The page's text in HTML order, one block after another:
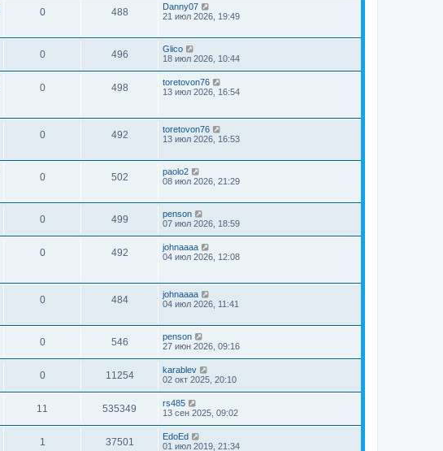
0 488
Danny07
21 июл 2026, 19:49
0 496
Glico
18 июл 2026, 10:44
0 498
toretovon76
13 июл 2026, 16:54
0 492
toretovon76
13 июл 2026, 16:53
0 502
paolo2
08 июл 2026, 21:29
0 499
penson
07 июл 2026, 18:59
0 492
johnaaaa
04 июл 2026, 12:08
0 484
johnaaaa
04 июл 2026, 11:41
0 546
penson
27 июн 2026, 09:16
0 11254
karablev
02 окт 2025, 20:10
11 535349
rs485
13 сен 2025, 09:02
1 37501
EdoEd
01 июл 2019, 21:34